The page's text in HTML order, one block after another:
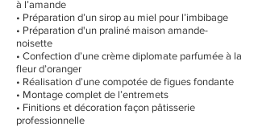
à l’amande
• Préparation d’un sirop au miel pour l’imbibage
• Préparation d'un praliné maison amande-
noisette
• Confection d’une crème diplomate parfumée à la
fleur d’oranger
• Réalisation d’une compotée de figues fondante
• Montage complet de l’entremets
• Finitions et décoration façon pâtisserie
professionnelle